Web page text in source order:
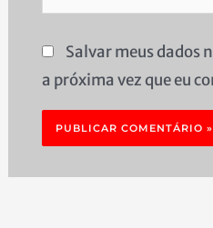
Salvar meus dados
a próxima vez que eu